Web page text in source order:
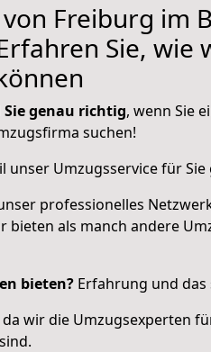
Freiburg im
Sie, wie
Sie genau richtig, wenn Sie
suchen!
unser Umzugsservice für
professionelles
bieten als manch andere
bieten? Erfahrung und das
da wir die Umzugsexperten